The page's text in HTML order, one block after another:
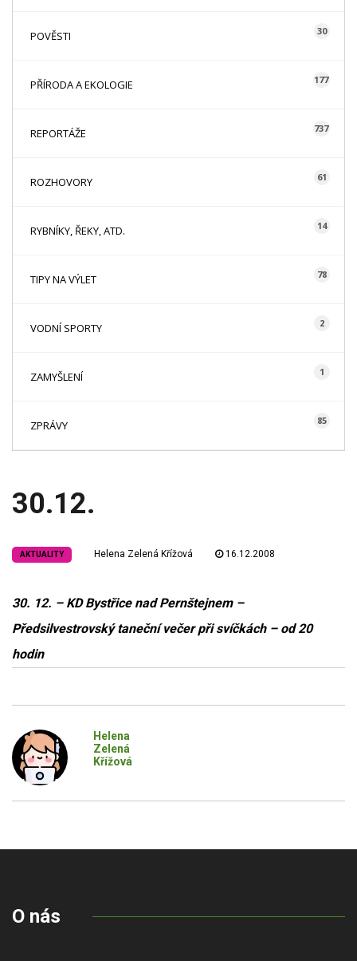
POVĚSTI 30
PŘÍRODA A EKOLOGIE 177
REPORTÁŽE 737
ROZHOVORY 61
RYBNÍKY, ŘEKY, ATD. 14
TIPY NA VÝLET 78
VODNÍ SPORTY 2
ZAMYŠLENÍ 1
ZPRÁVY 85
30.12.
AKTUALITY Helena Zelená Křížová 16.12.2008
30. 12. – KD Bystřice nad Pernštejnem –
Předsilvestrovský taneční večer při svíčkách – od 20
hodin
Helena
Zelená
Křížová
O nás